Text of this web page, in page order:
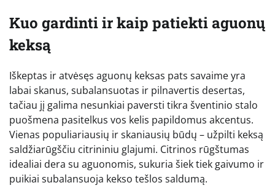
Kuo gardinti ir kaip patiekti aguonų
keksą
Iškeptas ir atvėsęs aguonų keksas pats savaime yra
labai skanus, subalansuotas ir pilnavertis desertas,
tačiau jį galima nesunkiai paversti tikra šventinio stalo
puošmena pasitelkus vos kelis papildomus akcentus.
Vienas populiariausių ir skaniausių būdų – užpilti keksą
saldžiarūgščiu citrininiu glajumi. Citrinos rūgštumas
idealiai dera su aguonomis, sukuria šiek tiek gaivumo ir
puikiai subalansuoja kekso tešlos saldumą.